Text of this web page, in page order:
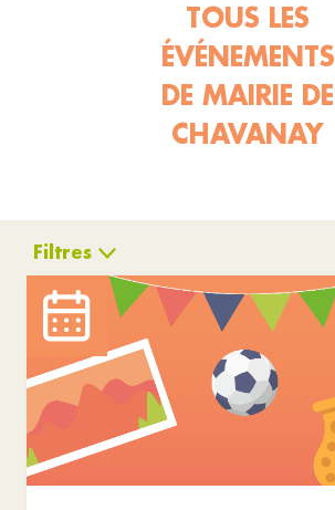
TOUS LES
ÉVÉNEMENTS
DE MAIRIE DE
CHAVANAY
Filtres
Loisirs Animations
Réinitialiser les filtres